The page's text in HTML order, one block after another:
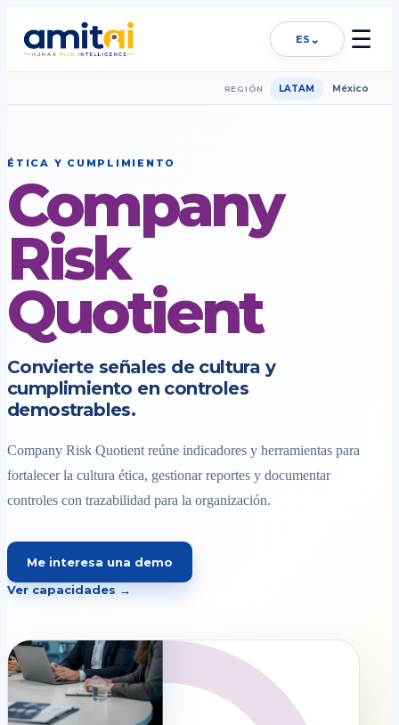
ES ⌄ ☰
REGIÓN LATAM México
ÉTICA Y CUMPLIMIENTO
Company
Risk
Quotient
Convierte señales de cultura y
cumplimiento en controles
demostrables.
Company Risk Quotient reúne indicadores y herramientas para
fortalecer la cultura ética, gestionar reportes y documentar
controles con trazabilidad para la organización.
Me interesa una demo
Ver capacidades →